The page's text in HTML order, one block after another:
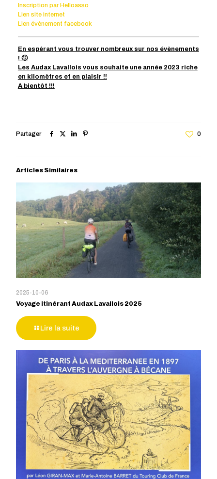
Inscription par Helloasso
Lien site internet
Lien évènement facebook
En espérant vous trouver nombreux sur nos évènements
! 🙂
Les Audax Lavallois vous souhaite une année 2023 riche
en kilomètres et en plaisir !!
A bientôt !!!
Partager 0
Articles Similaires
2025-10-06
Voyage itinérant Audax Lavallois 2025
Lire la suite